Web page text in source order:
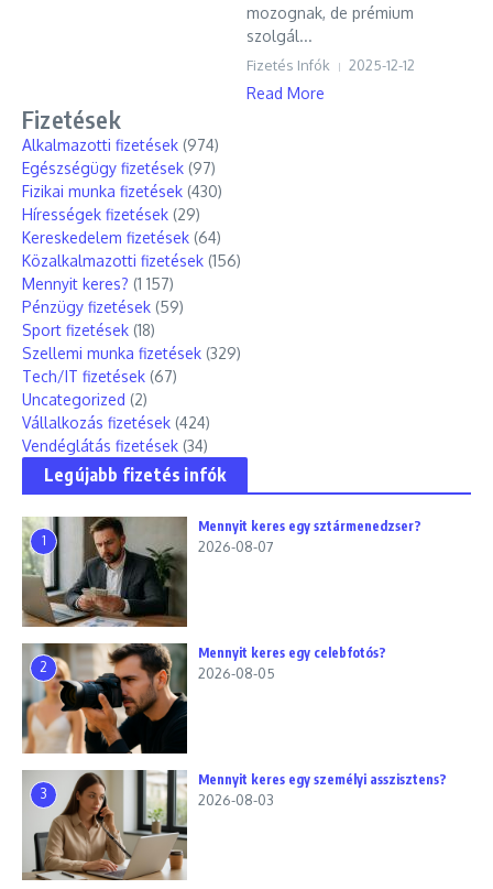
mozognak, de prémium
szolgál...
Fizetés Infók 2025-12-12
Read More
Fizetések
Alkalmazotti fizetések (974)
Egészségügy fizetések (97)
Fizikai munka fizetések (430)
Hírességek fizetések (29)
Kereskedelem fizetések (64)
Közalkalmazotti fizetések (156)
Mennyit keres? (1 157)
Pénzügy fizetések (59)
Sport fizetések (18)
Szellemi munka fizetések (329)
Tech/IT fizetések (67)
Uncategorized (2)
Vállalkozás fizetések (424)
Vendéglátás fizetések (34)
Legújabb fizetés infók
1
Mennyit keres egy sztármenedzser?
2026-08-07
2
Mennyit keres egy celebfotós?
2026-08-05
3
Mennyit keres egy személyi asszisztens?
2026-08-03